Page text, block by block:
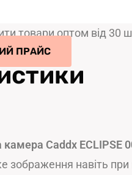
товари оптом від 30
ПРАЙС
камера Caddx ECLIPSE
зображення навіть при